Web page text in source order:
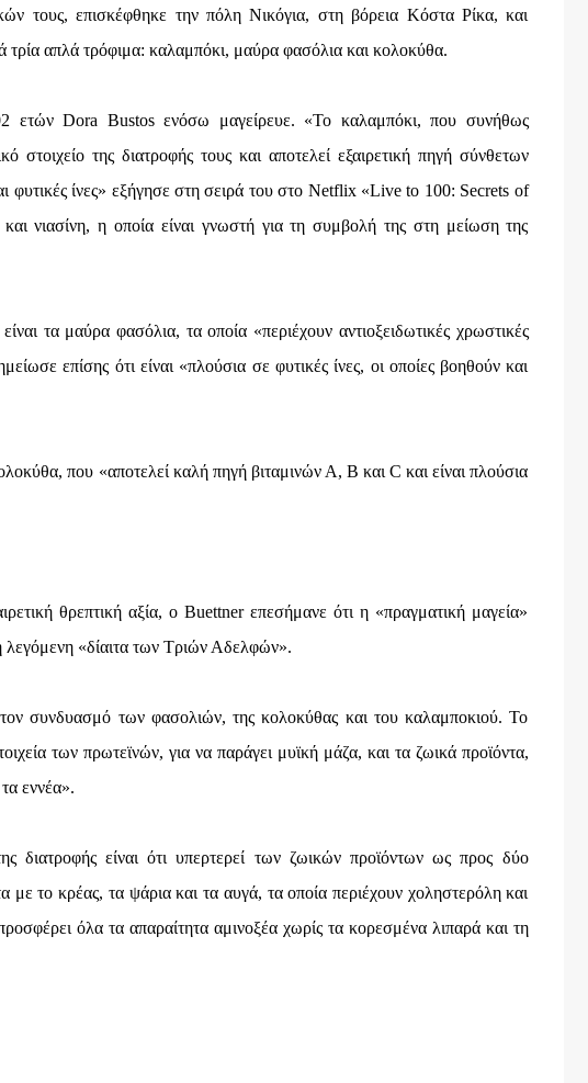
τους, επισκέφθηκε την πόλη Νικόγια, στη βόρεια Κόστα Ρίκα, και
τρία απλά τρόφιμα: καλαμπόκι, μαύρα φασόλια και κολοκύθα.
ετών Dora Bustos ενόσω μαγείρευε. «Το καλαμπόκι, που συνήθως
στοιχείο της διατροφής τους και αποτελεί εξαιρετική πηγή σύνθετων
φυτικές ίνες» εξήγησε στη σειρά του στο Netflix «Live to 100: Secrets of
νιασίνη, η οποία είναι γνωστή για τη συμβολή της στη μείωση της
τα μαύρα φασόλια, τα οποία «περιέχουν αντιοξειδωτικές χρωστικές
επίσης ότι είναι «πλούσια σε φυτικές ίνες, οι οποίες βοηθούν και
που «αποτελεί καλή πηγή βιταμινών Α, Β και C και είναι πλούσια
θρεπτική αξία, ο Buettner επεσήμανε ότι η «πραγματική μαγεία»
λεγόμενη «δίαιτα των Τριών Αδελφών».
συνδυασμό των φασολιών, της κολοκύθας και του καλαμποκιού. Το
των πρωτεϊνών, για να παράγει μυϊκή μάζα, και τα ζωικά προϊόντα,
εννέα».
διατροφής είναι ότι υπερτερεί των ζωικών προϊόντων ως προς δύο
με το κρέας, τα ψάρια και τα αυγά, τα οποία περιέχουν χοληστερόλη και
όλα τα απαραίτητα αμινοξέα χωρίς τα κορεσμένα λιπαρά και τη